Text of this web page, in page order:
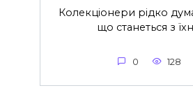
Колекціонери рідко
що станеться з
0 128